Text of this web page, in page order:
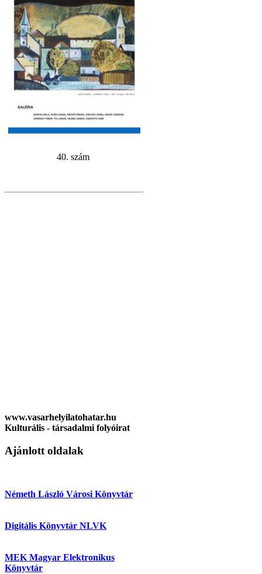
40. szám
www.vasarhelyilatohatar.hu
Kulturális - társadalmi folyóirat
Ajánlott oldalak
Németh László Városi Könyvtár
Digitális Könyvtár NLVK
MEK Magyar Elektronikus
Könyvtár